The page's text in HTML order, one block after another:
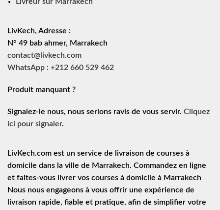
LivKech, Adresse :
N° 49 bab ahmer, Marrakech
contact@livkech.com
WhatsApp : +212 660 529 462
Produit manquant ?
Signalez-le nous, nous serions ravis de vous servir. Cliquez
ici pour signaler.
LivKech.com est un service de
livraison de courses à
domicile dans la ville de Marrakech. Commandez en ligne
et faites-vous livrer vos courses à domicile à Marrakech
Nous nous engageons à vous offrir une expérience de
livraison rapide, fiable et pratique, afin de simplifier votre